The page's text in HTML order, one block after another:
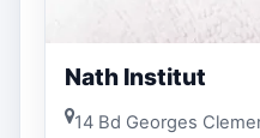
Nath Institut
14 Bd Georges